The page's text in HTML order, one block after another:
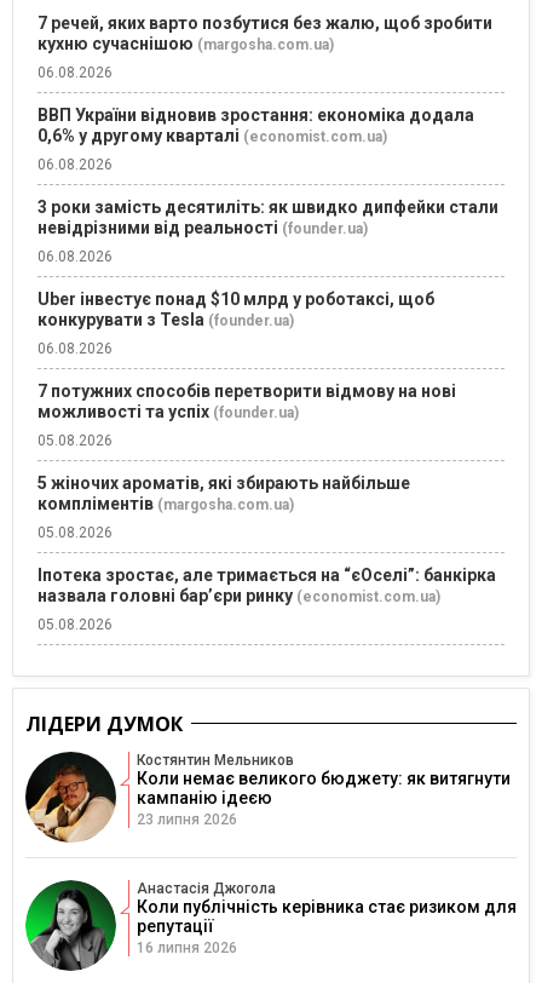
7 речей, яких варто позбутися без жалю, щоб зробити
кухню сучаснішою (margosha.com.ua)
06.08.2026
ВВП України відновив зростання: економіка додала
0,6% у другому кварталі (economist.com.ua)
06.08.2026
3 роки замість десятиліть: як швидко дипфейки стали
невідрізними від реальності (founder.ua)
06.08.2026
Uber інвестує понад $10 млрд у роботаксі, щоб
конкурувати з Tesla (founder.ua)
06.08.2026
7 потужних способів перетворити відмову на нові
можливості та успіх (founder.ua)
05.08.2026
5 жіночих ароматів, які збирають найбільше
компліментів (margosha.com.ua)
05.08.2026
Іпотека зростає, але тримається на “єОселі”: банкірка
назвала головні бар’єри ринку (economist.com.ua)
05.08.2026
ЛІДЕРИ ДУМОК
Костянтин Мельников
Коли немає великого бюджету: як витягнути
кампанію ідеєю
23 липня 2026
Анастасія Джогола
Коли публічність керівника стає ризиком для
репутації
16 липня 2026